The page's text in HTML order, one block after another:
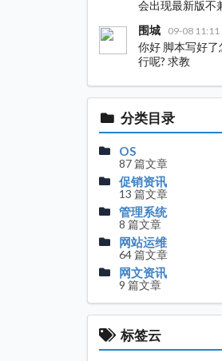
会出现最新版不
围城
09-08 11:11
你好 脚本写好
行呢? 求教
分类目录
OS
87 篇文章
促销资讯
13 篇文章
管理系统
8 篇文章
网站运维
64 篇文章
网文资讯
9 篇文章
标签云